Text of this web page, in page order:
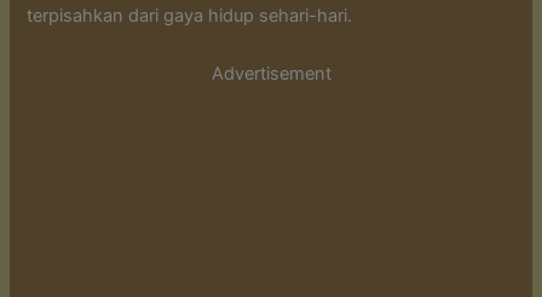
terpisahkan dari gaya hidup sehari-hari.
Advertisement